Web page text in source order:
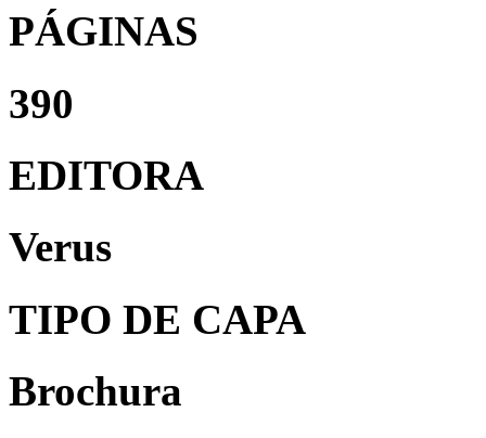
PÁGINAS
390
EDITORA
Verus
TIPO DE CAPA
Brochura